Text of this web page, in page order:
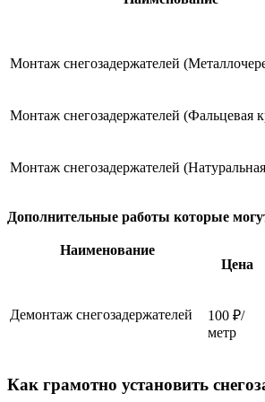
Монтаж снегозадержателей
Монтаж снегозадержателей (Фальцевая
Монтаж снегозадержателей
Дополнительные работы которые
Наименование
Цена
Демонтаж снегозадержателей
100 ₽/
метр
Как грамотно установить